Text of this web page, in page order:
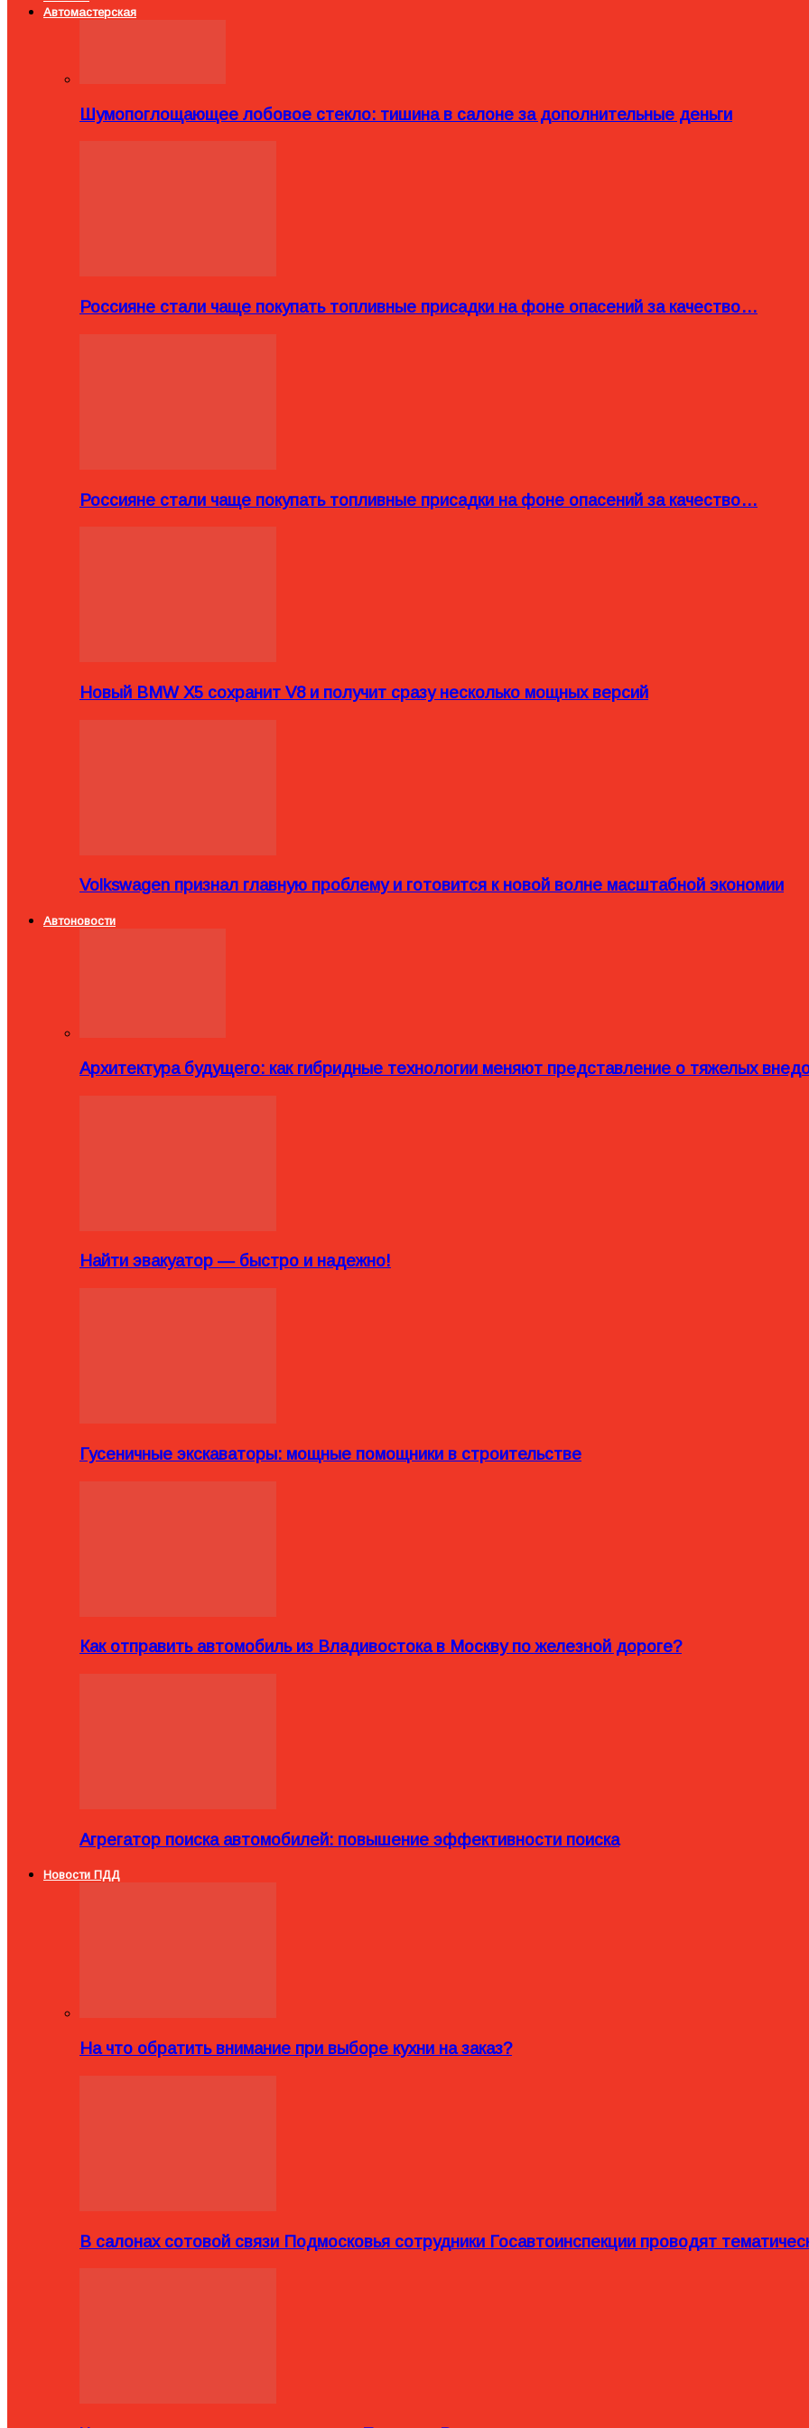
Автомастерская
Шумопоглощающее лобовое стекло: тишина в салоне за дополнительные деньги
Россияне стали чаще покупать топливные присадки на фоне опасений за качество…
Россияне стали чаще покупать топливные присадки на фоне опасений за качество…
Новый BMW X5 сохранит V8 и получит сразу несколько мощных версий
Volkswagen признал главную проблему и готовится к новой волне масштабной экономии
Автоновости
Архитектура будущего: как гибридные технологии меняют представление о тяжелых
Найти эвакуатор — быстро и надежно!
Гусеничные экскаваторы: мощные помощники в строительстве
Как отправить автомобиль из Владивостока в Москву по железной дороге?
Агрегатор поиска автомобилей: повышение эффективности поиска
Новости ПДД
На что обратить внимание при выборе кухни на заказ?
В салонах сотовой связи Подмосковья сотрудники Госавтоинспекции проводят